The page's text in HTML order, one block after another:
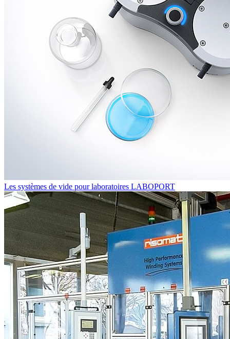
Les systèmes de vide pour laboratoires LABOPORT